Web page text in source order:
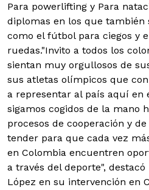
Para powerlifting y Para
diplomas en los que también
como el fútbol para ciegos y
ruedas."Invito a todos los
sientan muy orgullosos de
sus atletas olímpicos que
a representar al país aquí en
sigamos cogidos de la mano
procesos de cooperación y
tender para que cada vez
en Colombia encuentren
a través del deporte",
López en su intervención en